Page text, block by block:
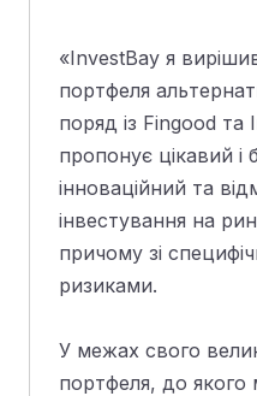
«InvestBay я
портфеля
поряд із Fingood
пропонує цікавий і
інноваційний та
інвестування на
причому зі
ризиками.
У межах свого
портфеля, до якого